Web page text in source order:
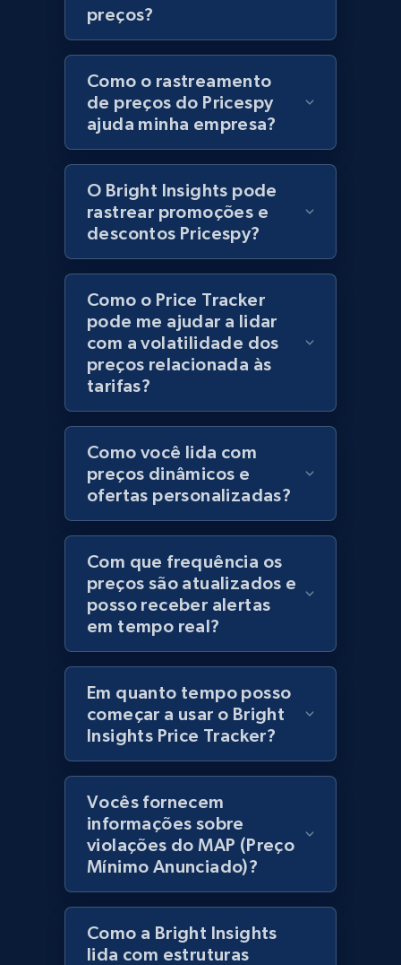
URL, Product id, Title, Product description,
Rating, Reviews count, Initial price, Discount,
and more.
1.3K+ 175+ Comece agora
Zara - Products
Category id, Product id, Product name, Price,
Currency, Colour code, Colour, Description, and
more.
Comece agora
Category id, Product id, Product name, Price,
Currency, Colour code, Colour, Description, and
1.2K+ 208+ Comece agora
Best Buy products
URL, Product id, Title, Images, Final price,
Currency, Discount, Initial price, and more.
1.1K+ 148+ Comece agora
products using specified keywords
URL, Product id, Title, Images, Final price,
Currency, Discount, Initial price, and more.
1.1K+ 148+ Comece agora
preços?
Como o rastreamento
de preços do Pricespy
ajuda minha empresa?
O Bright Insights pode
rastrear promoções e
descontos Pricespy?
Como o Price Tracker
pode me ajudar a lidar
com a volatilidade dos
preços relacionada às
tarifas?
Como você lida com
preços dinâmicos e
ofertas personalizadas?
Com que frequência os
preços são atualizados e
posso receber alertas
em tempo real?
Em quanto tempo posso
começar a usar o Bright
Insights Price Tracker?
Vocês fornecem
informações sobre
violações do MAP (Preço
Mínimo Anunciado)?
Como a Bright Insights
lida com estruturas